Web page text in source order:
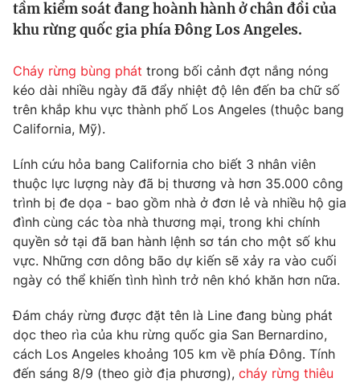
Tin tức
Thế giới đó đây
Câu chuyện quốc tế
Kinh tế
Thị trường
Góc doanh nghiệp
Dữ liệu và đời sống
Truyền hình
Hậu trường
Nhân vật
Khán giả
Giải sao mai
Giải trí
Điện ảnh
Âm nhạc
Sao
Đời sống
Du lịch
Làm đẹp
Giáo dục
Tuyển sinh
Học trực tuyến
Hitech Công nghệ tương lai
Sản phẩm
Giao lưu trực tuyến
tầm kiểm soát đang hoành hành ở chân đồi của
khu rừng quốc gia phía Đông Los Angeles.
Cháy rừng bùng phát trong bối cảnh đợt nắng nóng
kéo dài nhiều ngày đã đẩy nhiệt độ lên đến ba chữ số
trên khắp khu vực thành phố Los Angeles (thuộc bang
California, Mỹ).
Lính cứu hỏa bang California cho biết 3 nhân viên
thuộc lực lượng này đã bị thương và hơn 35.000 công
trình bị đe dọa - bao gồm nhà ở đơn lẻ và nhiều hộ gia
đình cùng các tòa nhà thương mại, trong khi chính
quyền sở tại đã ban hành lệnh sơ tán cho một số khu
vực. Những cơn dông bão dự kiến ​​sẽ xảy ra vào cuối
ngày có thể khiến tình hình trở nên khó khăn hơn nữa.
Đám cháy rừng được đặt tên là Line đang bùng phát
dọc theo rìa của khu rừng quốc gia San Bernardino,
cách Los Angeles khoảng 105 km về phía Đông. Tính
đến sáng 8/9 (theo giờ địa phương), cháy rừng thiêu